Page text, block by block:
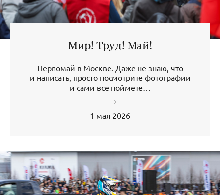
Мир! Труд! Май!
Первомай в Москве. Даже не знаю, что
и написать, просто посмотрите фотографии
и сами все поймете…
1 мая 2026